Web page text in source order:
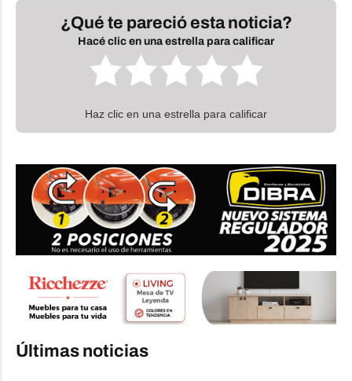
¿Qué te pareció esta noticia?
Hacé clic en una estrella para calificar
Haz clic en una estrella para calificar
Últimas noticias